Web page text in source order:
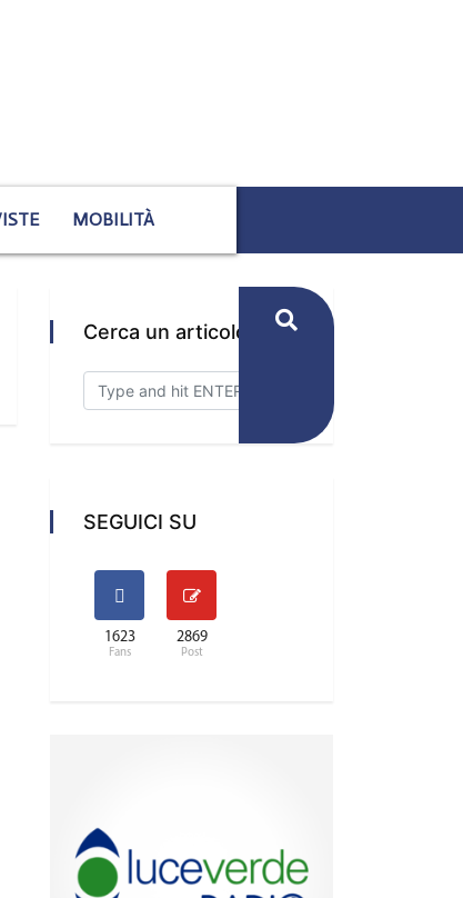
MOBILITÀ
Cerca un articolo
SEGUICI SU
1623
Fans
2869
Post